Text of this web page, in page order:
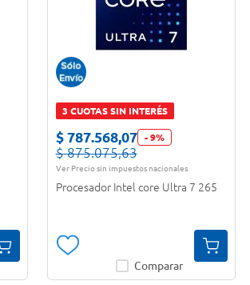
3 CUOTAS SIN INTERÉS
$ 787.568,07 - 9%
$ 875.075,63
Ver Precio sin impuestos nacionales
Procesador Intel core Ultra 7 265
Comparar